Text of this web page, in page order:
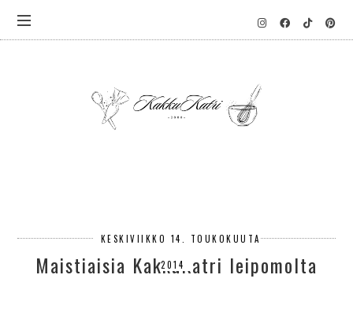
KESKIVIIKKO 14. TOUKOKUUTA
2014
Maistiaisia KakkuKatri leipomolta